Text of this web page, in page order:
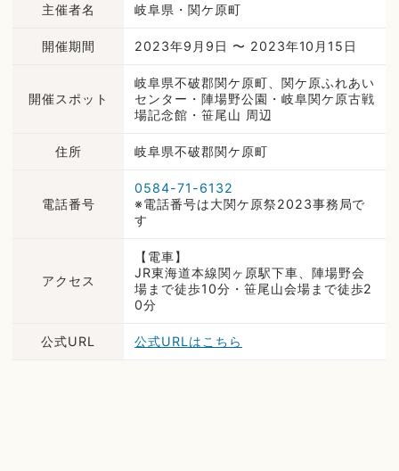
主催者名 岐阜県・関ケ原町
開催期間 2023年9月9日 〜 2023年10月15日
開催スポット
岐阜県不破郡関ケ原町、関ケ原ふれあい
センター・陣場野公園・岐阜関ケ原古戦
場記念館・笹尾山 周辺
住所 岐阜県不破郡関ケ原町
電話番号
0584-71-6132
※電話番号は大関ケ原祭2023事務局で
す
アクセス
【電車】
JR東海道本線関ヶ原駅下車、陣場野会
場まで徒歩10分・笹尾山会場まで徒歩2
0分
公式URL 公式URLはこちら